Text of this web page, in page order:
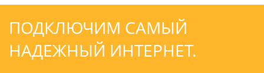
ПОДКЛЮЧИМ САМЫЙ
НАДЕЖНЫЙ ИНТЕРНЕТ.